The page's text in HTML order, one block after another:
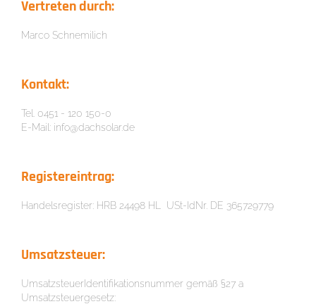
Vertreten durch:
Marco Schnemilich
Kontakt:
Tel. 0451 - 120 150-0
E-Mail: info@dachsolar.de
Registereintrag:
Handelsregister: HRB 24498 HL USt-IdNr. DE 365729779
Umsatzsteuer:
UmsatzsteuerIdentifikationsnummer gemäß §27 a
Umsatzsteuergesetz: